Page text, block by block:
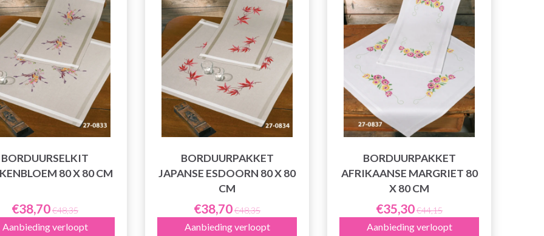
BORDUURSELKIT
80 X 80 CM
€38,70€48,35
Aanbieding verloopt
BORDUURPAKKET
JAPANSE ESDOORN 80 X 80
CM
€38,70€48,35
Aanbieding verloopt
BORDUURPAKKET
AFRIKAANSE MARGRIET 80
X 80 CM
€35,30€44,15
Aanbieding verloopt